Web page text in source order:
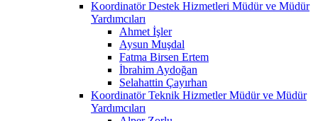
Koordinatör Destek Hizmetleri Müdür ve Müdür
Yardımcıları
Ahmet İşler
Aysun Muşdal
Fatma Birsen Ertem
İbrahim Aydoğan
Selahattin Çayırhan
Koordinatör Teknik Hizmetler Müdür ve Müdür
Yardımcıları